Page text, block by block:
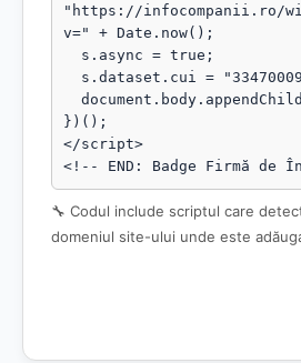
"https://infocompanii.ro/
v=" + Date.now();
})();
</script>
<!-- END: Badge Firmă de
🔧 Codul include scriptul care
domeniul site-ului unde este